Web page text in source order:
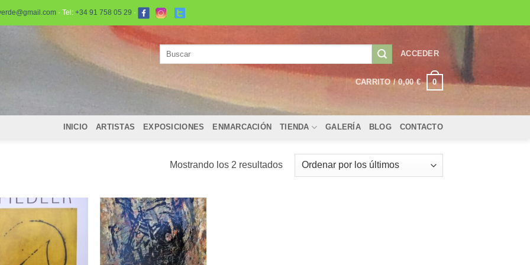
· Tel: +34 91 758 05 29 ·
ACCEDER
CARRITO /0,00€ 0
INICIO ARTISTAS EXPOSICIONES ENMARCACIÓN TIENDA GALERÍA BLOG CONTACTO
Mostrando los 2 resultadosOrdenado
por